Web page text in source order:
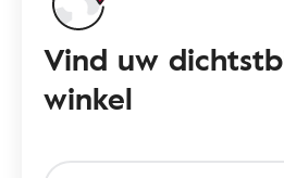
Vind uw
winkel